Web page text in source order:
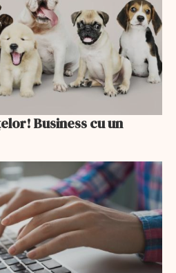
Business cu un